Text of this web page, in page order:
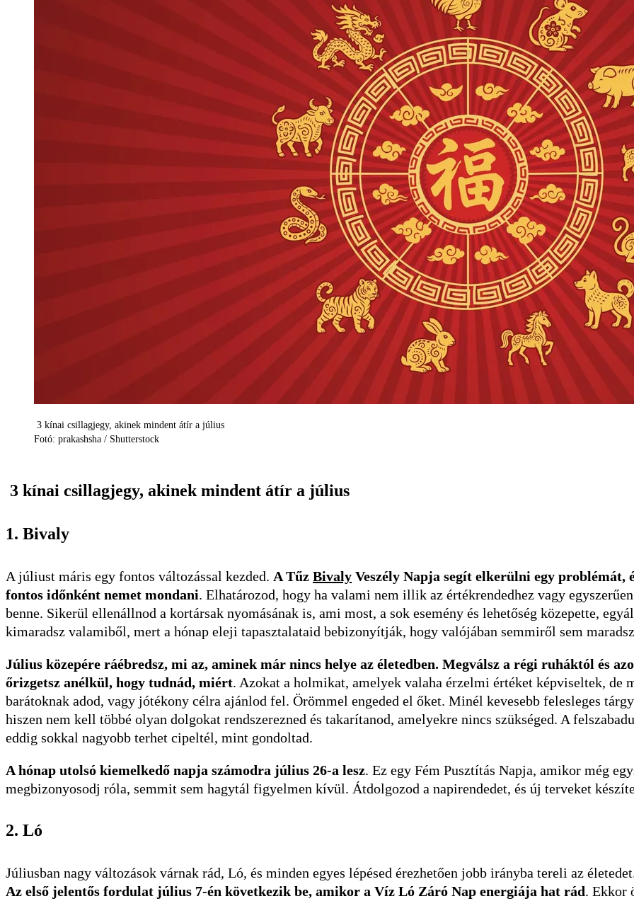
3 kínai csillagjegy, akinek mindent átír a július
Fotó: prakashsha / Shutterstock
3 kínai csillagjegy, akinek mindent átír a július
1. Bivaly
A júliust máris egy fontos változással kezded. A Tűz Bivaly Veszély Napja segít elkerülni egy problémát,
fontos időnként nemet mondani. Elhatározod, hogy ha valami nem illik az értékrendedhez vagy
benne. Sikerül ellenállnod a kortársak nyomásának is, ami most, a sok esemény és lehetőség közepette,
kimaradsz valamiből, mert a hónap eleji tapasztalataid bebizonyítják, hogy valójában semmiről sem
Július közepére ráébredsz, mi az, aminek már nincs helye az életedben. Megválsz a régi ruháktól és
őrizgetsz anélkül, hogy tudnád, miért. Azokat a holmikat, amelyek valaha érzelmi értéket képviseltek, de
barátoknak adod, vagy jótékony célra ajánlod fel. Örömmel engeded el őket. Minél kevesebb felesleges
hiszen nem kell többé olyan dolgokat rendszerezned és takarítanod, amelyekre nincs szükséged. A
eddig sokkal nagyobb terhet cipeltél, mint gondoltad.
A hónap utolsó kiemelkedő napja számodra július 26-a lesz. Ez egy Fém Pusztítás Napja, amikor még
megbizonyosodj róla, semmit sem hagytál figyelmen kívül. Átdolgozod a napirendedet, és új terveket
2. Ló
Júliusban nagy változások várnak rád, Ló, és minden egyes lépésed érezhetően jobb irányba tereli az
Az első jelentős fordulat július 7-én következik be, amikor a Víz Ló Záró Nap energiája hat rád. Ekkor